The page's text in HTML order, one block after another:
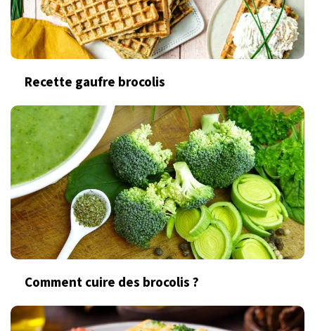
Recette gaufre brocolis
Comment cuire des brocolis ?